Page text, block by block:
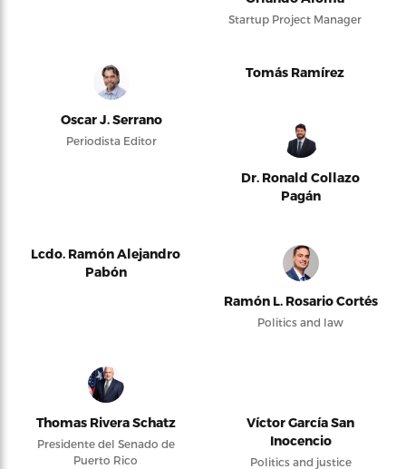
Startup Project Manager
Oscar J. Serrano
Periodista Editor
Tomás Ramírez
Dr. Ronald Collazo
Pagán
Lcdo. Ramón Alejandro
Pabón
Ramón L. Rosario Cortés
Politics and law
Thomas Rivera Schatz
Presidente del Senado de
Puerto Rico
Víctor García San
Inocencio
Politics and justice